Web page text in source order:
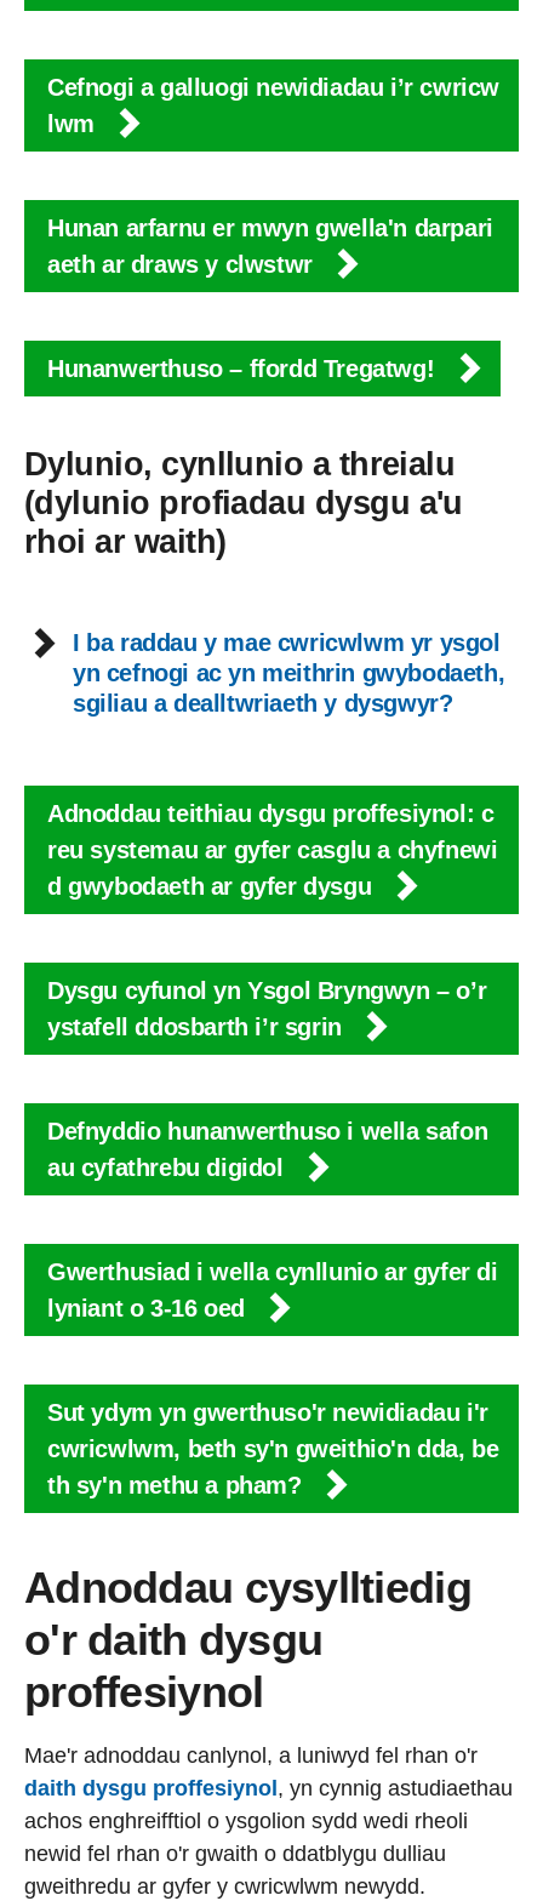
Cefnogi a galluogi newidiadau i’r cwricw
lwm
Hunan arfarnu er mwyn gwella'n darpari
aeth ar draws y clwstwr
Hunanwerthuso – ffordd Tregatwg!
Dylunio, cynllunio a threialu
(dylunio profiadau dysgu a'u
rhoi ar waith)
I ba raddau y mae cwricwlwm yr ysgol
yn cefnogi ac yn meithrin gwybodaeth,
sgiliau a dealltwriaeth y dysgwyr?
Adnoddau teithiau dysgu proffesiynol: c
reu systemau ar gyfer casglu a chyfnewi
d gwybodaeth ar gyfer dysgu
Dysgu cyfunol yn Ysgol Bryngwyn – o’r
ystafell ddosbarth i’r sgrin
Defnyddio hunanwerthuso i wella safon
au cyfathrebu digidol
Gwerthusiad i wella cynllunio ar gyfer di
lyniant o 3-16 oed
Sut ydym yn gwerthuso'r newidiadau i'r
cwricwlwm, beth sy'n gweithio'n dda, be
th sy'n methu a pham?
Adnoddau cysylltiedig
o'r daith dysgu
proffesiynol
Mae'r adnoddau canlynol, a luniwyd fel rhan o'r
daith dysgu proffesiynol , yn cynnig astudiaethau
achos enghreifftiol o ysgolion sydd wedi rheoli
newid fel rhan o'r gwaith o ddatblygu dulliau
gweithredu ar gyfer y cwricwlwm newydd.